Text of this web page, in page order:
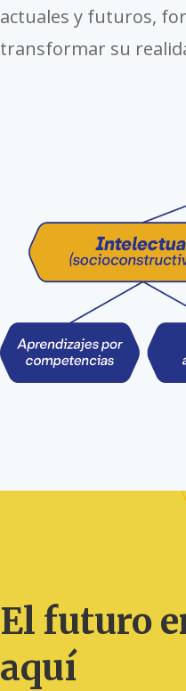
actuales y futuros,
transformar su
El futuro
aquí